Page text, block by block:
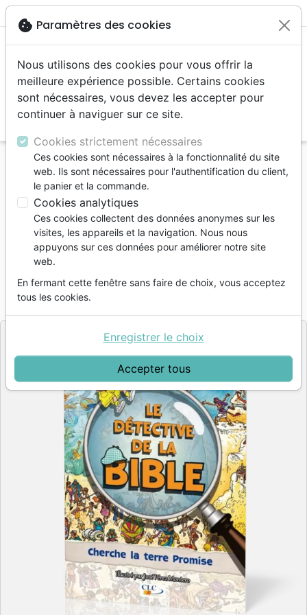
menu
Accueil
Jeunesse
Détective de la Bible (Le) - Cherche la terre
Promise
Le détective de la Bible
Cherche la terre Promise
Illustrateur :
RéférenceCLC0228 EAN9782722202283
CLC France
cookie Paramètres des cookies
Nous utilisons des cookies pour vous offrir la
meilleure expérience possible. Certains cookies
sont nécessaires, vous devez les accepter pour
continuer à naviguer sur ce site.
Cookies strictement nécessaires
Ces cookies sont nécessaires à la fonctionnalité du site
web. Ils sont nécessaires pour l'authentification du client,
le panier et la commande.
Cookies analytiques
Ces cookies collectent des données anonymes sur les
visites, les appareils et la navigation. Nous nous
appuyons sur ces données pour améliorer notre site
web.
En fermant cette fenêtre sans faire de choix, vous acceptez
tous les cookies.
Accepter tous
Enregistrer le choix